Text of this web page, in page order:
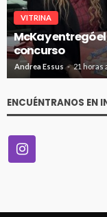
VITRINA
McKay entregó
concurso
Andrea Essus 21 horas
ENCUÉNTRANOS EN